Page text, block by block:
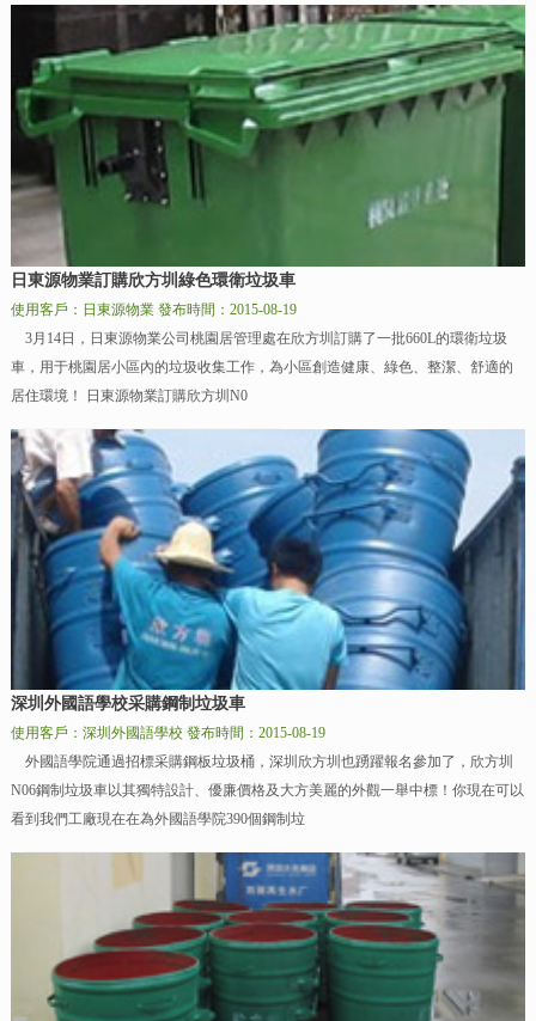
日東源物業訂購欣方圳綠色環衛垃圾車
使用客戶：日東源物業 發布時間：2015-08-19
3月14日，日東源物業公司桃園居管理處在欣方圳訂購了一批660L的環衛垃圾
車，用于桃園居小區內的垃圾收集工作，為小區創造健康、綠色、整潔、舒適的
居住環境！ 日東源物業訂購欣方圳N0
深圳外國語學校采購鋼制垃圾車
使用客戶：深圳外國語學校 發布時間：2015-08-19
外國語學院通過招標采購鋼板垃圾桶，深圳欣方圳也踴躍報名參加了，欣方圳
N06鋼制垃圾車以其獨特設計、優廉價格及大方美麗的外觀一舉中標！你現在可以
看到我們工廠現在在為外國語學院390個鋼制垃